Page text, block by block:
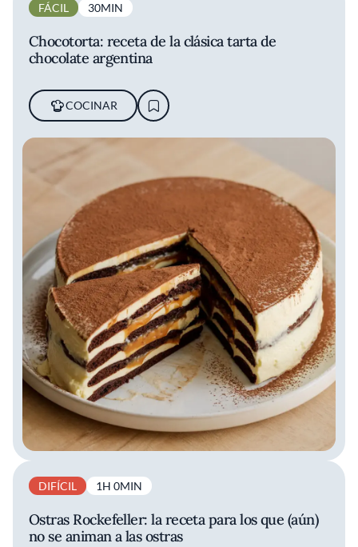
FÁCIL 30MIN
Chocotorta: receta de la clásica tarta de
chocolate argentina
COCINAR
DIFÍCIL 1H 0MIN
Ostras Rockefeller: la receta para los que (aún)
no se animan a las ostras